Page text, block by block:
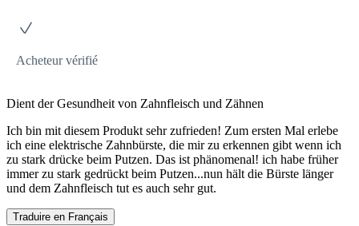
Acheteur vérifié
Dient der Gesundheit von Zahnfleisch und Zähnen
Ich bin mit diesem Produkt sehr zufrieden! Zum ersten Mal erlebe
ich eine elektrische Zahnbürste, die mir zu erkennen gibt wenn ich
zu stark drücke beim Putzen. Das ist phänomenal! ich habe früher
immer zu stark gedrückt beim Putzen...nun hält die Bürste länger
und dem Zahnfleisch tut es auch sehr gut.
Traduire en Français